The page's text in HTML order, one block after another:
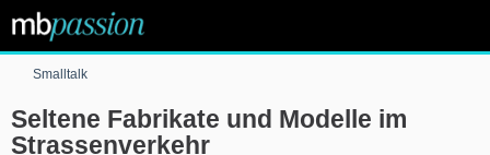
Smalltalk
Seltene Fabrikate und Modelle im
Strassenverkehr